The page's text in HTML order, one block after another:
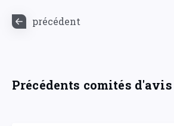
précédent
Précédents comités d'avis